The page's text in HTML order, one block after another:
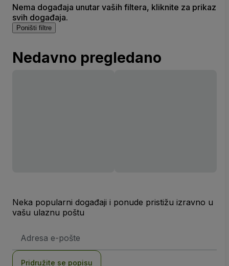
Nema događaja unutar vaših filtera, kliknite za prikaz
svih događaja.
Poništi filtre
Nedavno pregledano
Neka popularni događaji i ponude pristižu izravno u
vašu ulaznu poštu
mail
Pridružite se popisu